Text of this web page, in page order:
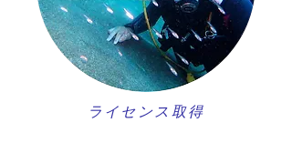
ライセンス取得